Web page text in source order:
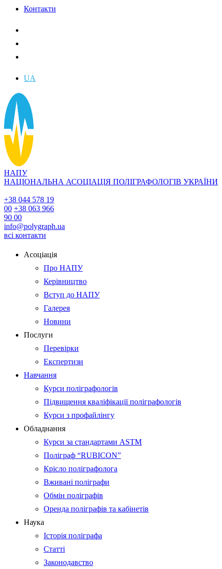
Контакти
UA
НАПУ
НАЦІОНАЛЬНА АСОЦІАЦІЯ ПОЛІГРАФОЛОГІВ УКРАЇНИ
+38 044 578 19
00 +38 063 966
90 00
info@polygraph.ua
всі контакти
Асоціація
Про НАПУ
Керівництво
Вступ до НАПУ
Галерея
Новини
Послуги
Перевірки
Експертизи
Навчання
Курси поліграфологів
Підвищення кваліфікації поліграфологів
Курси з профайлінгу
Обладнання
Курси за стандартами ASTM
Поліграф “RUBICON”
Крісло поліграфолога
Вживані поліграфи
Обмін поліграфів
Оренда поліграфів та кабінетів
Наука
Історія поліграфа
Статті
Законодавство